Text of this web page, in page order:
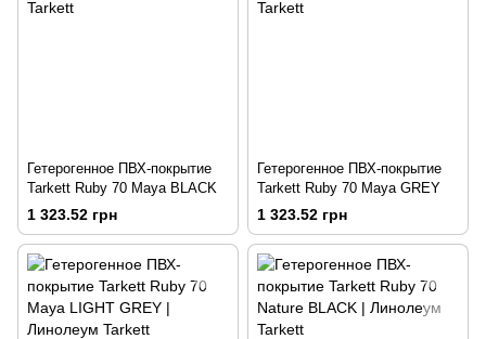
Гетерогенное ПВХ-покрытие
Tarkett Ruby 70 Maya BLACK
1 323.52 грн
Гетерогенное ПВХ-покрытие
Tarkett Ruby 70 Maya GREY
1 323.52 грн